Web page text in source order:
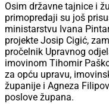
Osim državne tajnice i
primopredaji su još
ministarstvu Ivana
projekte Josip Cigić,
pročelnik Upravnog
imovinom Tihomir
za opću upravu,
županije i Agneza
poslove župana.